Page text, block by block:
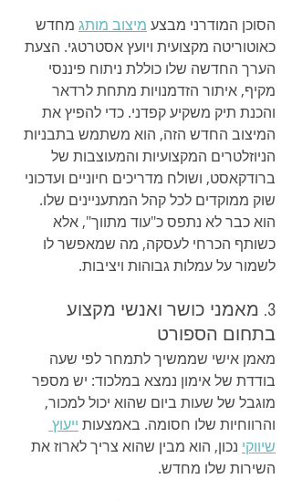
הסוכן המודרני מבצע מיצוב מותג מחדש
כאוטוריטה מקצועית ויועץ אסטרטגי. הצעת
הערך החדשה שלו כוללת ניתוח פיננסי
מקיף, איתור הזדמנויות מתחת לרדאר
והכנת תיק משקיע קפדני. כדי להפיץ את
המיצוב החדש הזה, הוא משתמש בתבניות
הניוזלטרים המקצועיות והמעוצבות של
ברודקאסט, ושולח מדריכים חיוניים ועדכוני
שוק ממוקדים לכל קהל המתעניינים שלו.
הוא כבר לא נתפס כ"עוד מתווך", אלא
כשותף הכרחי לעסקה, מה שמאפשר לו
לשמור על עמלות גבוהות ויציבות.
3. מאמני כושר ואנשי מקצוע
בתחום הספורט
מאמן אישי שממשיך לתמחר לפי שעה
בודדת של אימון נמצא במלכוד: יש מספר
מוגבל של שעות ביום שהוא יכול למכור,
והרווחיות שלו חסומה. באמצעות ייעוץ
שיווקי נכון, הוא מבין שהוא צריך לארוז את
השירות שלו מחדש.